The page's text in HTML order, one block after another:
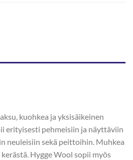
kuohkea ja yksisäikeinen
erityisesti pehmeisiin ja näyttäviin
neuleisiin sekä peittoihin. Muhkea
Hygge Wool sopii myös